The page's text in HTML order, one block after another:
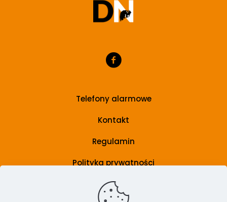
Telefony alarmowe
Kontakt
Regulamin
Polityka prywatności